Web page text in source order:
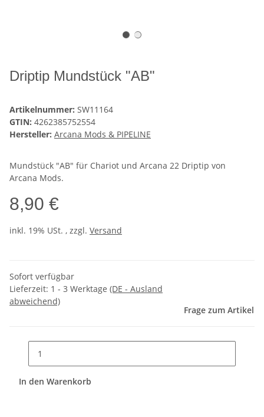
Driptip Mundstück "AB"
Artikelnummer: SW11164
GTIN: 4262385752554
Hersteller: Arcana Mods & PIPELINE
Mundstück "AB" für Chariot und Arcana 22 Driptip von
Arcana Mods.
8,90 €
inkl. 19% USt. , zzgl. Versand
Sofort verfügbar
Lieferzeit: 1 - 3 Werktage (DE - Ausland
abweichend)
Frage zum Artikel
In den Warenkorb